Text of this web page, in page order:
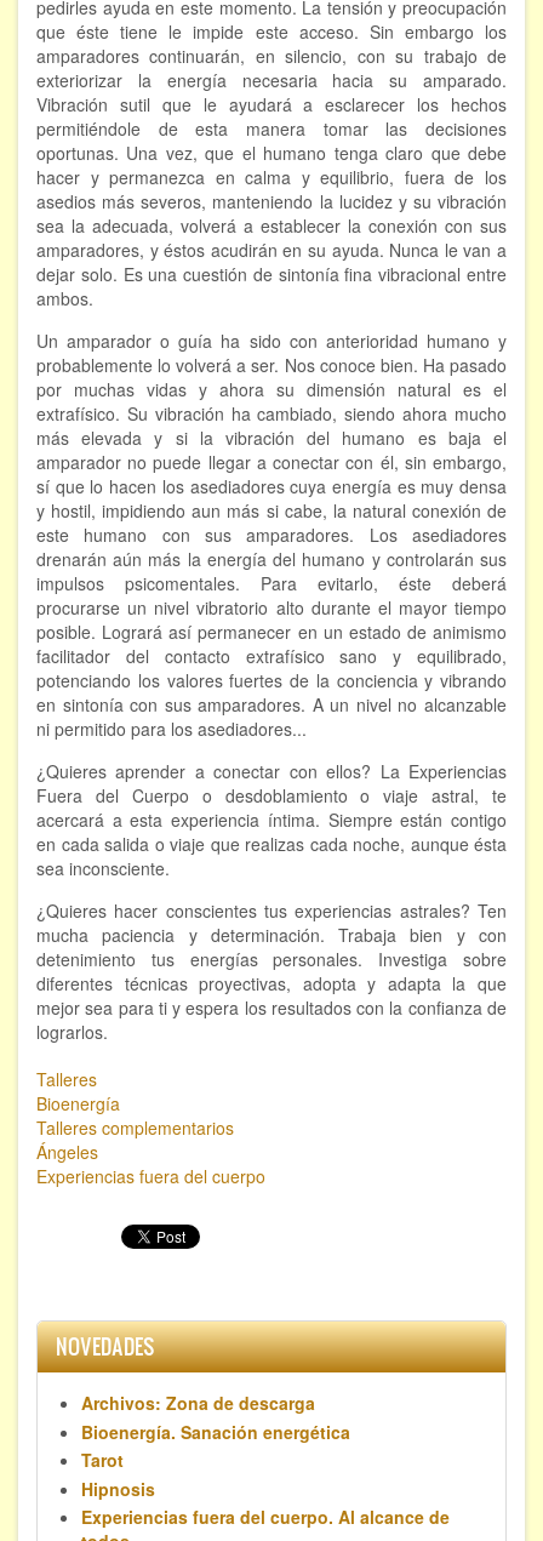
pedirles ayuda en este momento. La tensión y preocupación
que éste tiene le impide este acceso. Sin embargo los
amparadores continuarán, en silencio, con su trabajo de
exteriorizar la energía necesaria hacia su amparado.
Vibración sutil que le ayudará a esclarecer los hechos
permitiéndole de esta manera tomar las decisiones
oportunas. Una vez, que el humano tenga claro que debe
hacer y permanezca en calma y equilibrio, fuera de los
asedios más severos, manteniendo la lucidez y su vibración
sea la adecuada, volverá a establecer la conexión con sus
amparadores, y éstos acudirán en su ayuda. Nunca le van a
dejar solo. Es una cuestión de sintonía fina vibracional entre
ambos.
Un amparador o guía ha sido con anterioridad humano y
probablemente lo volverá a ser. Nos conoce bien. Ha pasado
por muchas vidas y ahora su dimensión natural es el
extrafísico. Su vibración ha cambiado, siendo ahora mucho
más elevada y si la vibración del humano es baja el
amparador no puede llegar a conectar con él, sin embargo,
sí que lo hacen los asediadores cuya energía es muy densa
y hostil, impidiendo aun más si cabe, la natural conexión de
este humano con sus amparadores. Los asediadores
drenarán aún más la energía del humano y controlarán sus
impulsos psicomentales. Para evitarlo, éste deberá
procurarse un nivel vibratorio alto durante el mayor tiempo
posible. Logrará así permanecer en un estado de animismo
facilitador del contacto extrafísico sano y equilibrado,
potenciando los valores fuertes de la conciencia y vibrando
en sintonía con sus amparadores. A un nivel no alcanzable
ni permitido para los asediadores...
¿Quieres aprender a conectar con ellos? La Experiencias
Fuera del Cuerpo o desdoblamiento o viaje astral, te
acercará a esta experiencia íntima. Siempre están contigo
en cada salida o viaje que realizas cada noche, aunque ésta
sea inconsciente.
¿Quieres hacer conscientes tus experiencias astrales? Ten
mucha paciencia y determinación. Trabaja bien y con
detenimiento tus energías personales. Investiga sobre
diferentes técnicas proyectivas, adopta y adapta la que
mejor sea para ti y espera los resultados con la confianza de
lograrlos.
Talleres
Bioenergía
Talleres complementarios
Ángeles
Experiencias fuera del cuerpo
NOVEDADES
Archivos: Zona de descarga
Bioenergía. Sanación energética
Tarot
Hipnosis
Experiencias fuera del cuerpo. Al alcance de